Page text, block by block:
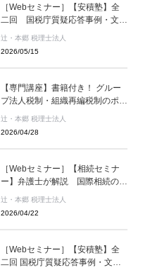
［Webセミナー］【安積塾】全
二回 国税庁質疑応答事例・文書
回答事例から留意点を学ぶ（第二
辻・本郷 税理士法人
2026/05/15
【専門講座】書籍付き！ グルー
プ法人税制・組織再編税制のポイ
ント(全二回)［辻・本郷 税理士法
辻・本郷 税理士法人
2026/04/28
［Webセミナー］【相続セミナ
ー】弁護士が解説 国際相続の基
礎知識～フィリピン編～［辻・本
郷 税理士法人 セミナー情報］
辻・本郷 税理士法人
2026/04/22
［Webセミナー］【安積塾】全
二回 国税庁質疑応答事例・文書